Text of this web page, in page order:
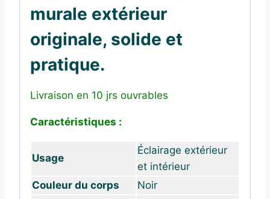
murale extérieur
originale, solide et
pratique.
Livraison en 10 jrs ouvrables
Caractéristiques :
Usage
Éclairage extérieur
et intérieur
Couleur du corps
Noir